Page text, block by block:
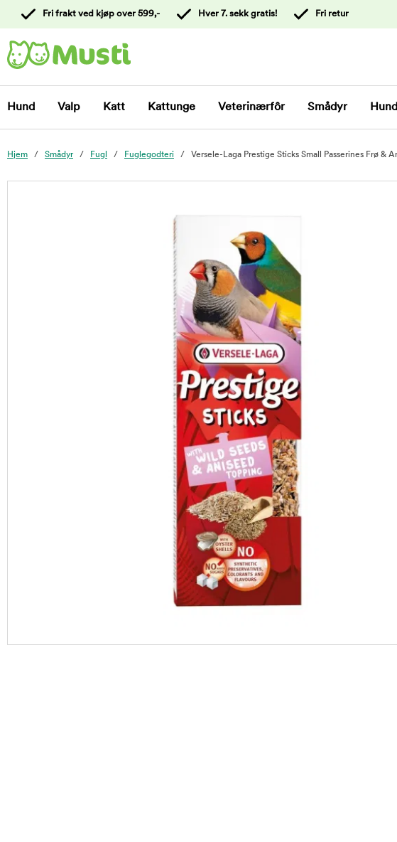
kundeservice
Fri frakt ved kjøp over 599,- Hver 7. sekk gratis! Fri retur
Hund Valp Katt Kattunge Veterinærfôr Smådyr
Hjem Smådyr Fugl Fuglegodteri Versele-Laga Prestige Sticks Small Passerines Frø &